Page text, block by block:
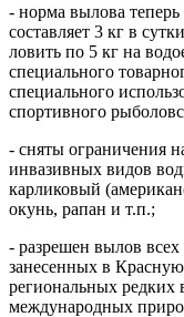
- норма вылова
составляет 3 кг в
ловить по 5 кг на
специального
специального
спортивного
- сняты ограничения
инвазивных видов
карликовый
окунь, рапан и т.п.;
- разрешен вылов
занесенных в
региональных редких
международных